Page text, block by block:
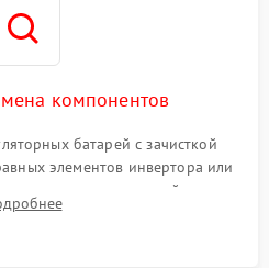
компонентов
батарей с зачисткой
элементов инвертора или
новых радиодеталей.
токоведущих дорожек и